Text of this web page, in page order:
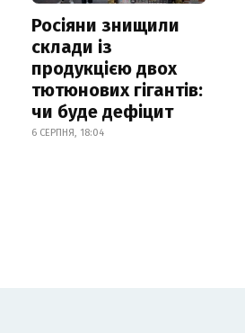
Росіяни знищили
склади із
продукцією двох
тютюнових гігантів:
чи буде дефіцит
6 СЕРПНЯ, 18:04